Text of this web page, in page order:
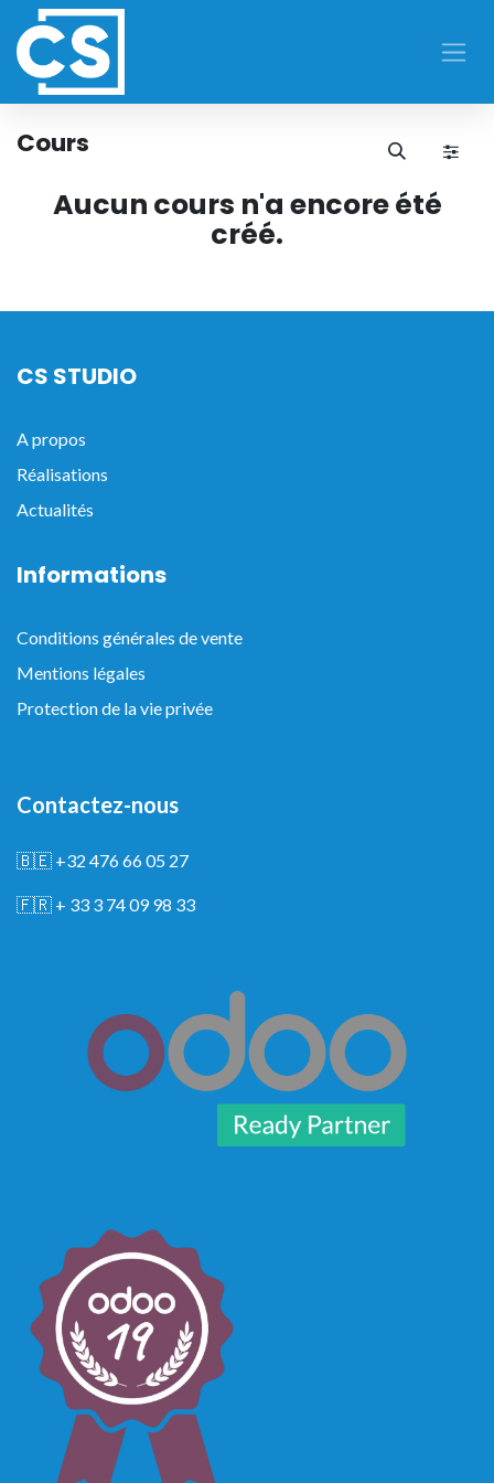
Se rendre au contenu
Cours
Aucun cours n'a encore été
créé.
CS STUDIO
A propos
Réalisations
Actualités
Informations
Conditions générales de vente
Mentions légales
Protection de la vie privée
Contactez-nous
🇧🇪 +32 476 66 05 27
🇫🇷 + 33 3 74 09 98 33